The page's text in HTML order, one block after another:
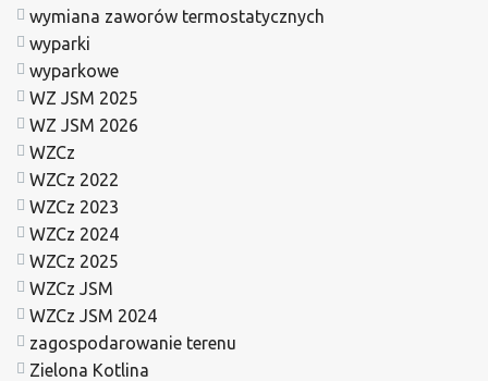
wymiana zaworów termostatycznych
wyparki
wyparkowe
WZ JSM 2025
WZ JSM 2026
WZCz
WZCz 2022
WZCz 2023
WZCz 2024
WZCz 2025
WZCz JSM
WZCz JSM 2024
zagospodarowanie terenu
Zielona Kotlina